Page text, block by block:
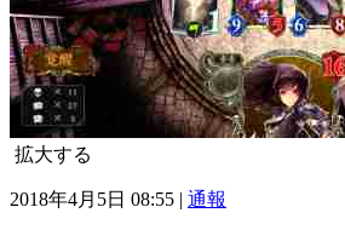
拡大する
2018年4月5日 08:55 | 通報